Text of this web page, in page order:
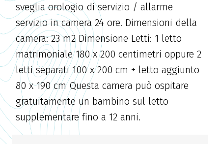
sveglia orologio di servizio / allarme
servizio in camera 24 ore. Dimensioni della
camera: 23 m2 Dimensione Letti: 1 letto
matrimoniale 180 x 200 centimetri oppure 2
letti separati 100 x 200 cm + letto aggiunto
80 x 190 cm Questa camera può ospitare
gratuitamente un bambino sul letto
supplementare fino a 12 anni.